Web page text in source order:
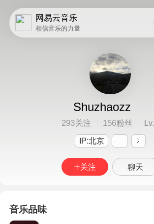
网易云音乐
相信音乐的力量
Shuzhaozz
293关注 156粉丝 Lv.
IP:北京
关注 聊天
音乐品味